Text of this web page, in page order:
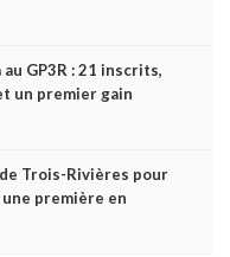
au GP3R : 21 inscrits,
un premier gain
Trois-Rivières pour
première en